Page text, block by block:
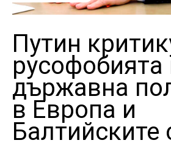
Путин
русофобията
държавна
в Европа и
Балтийските